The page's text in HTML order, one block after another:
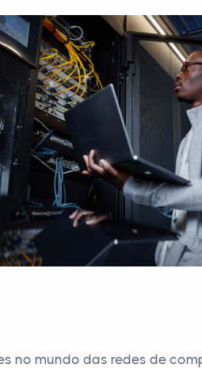
no mundo das redes de